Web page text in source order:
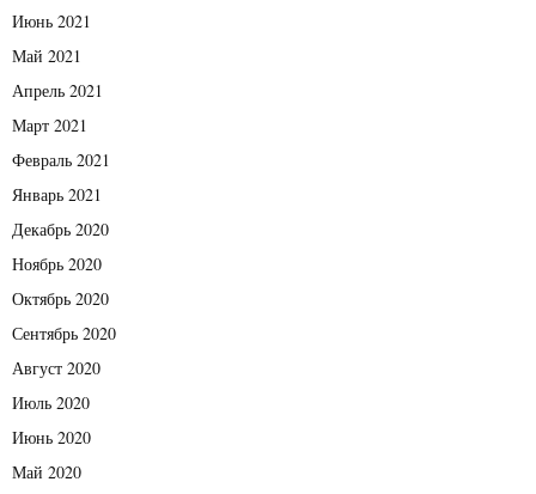
Июнь 2021
Май 2021
Апрель 2021
Март 2021
Февраль 2021
Январь 2021
Декабрь 2020
Ноябрь 2020
Октябрь 2020
Сентябрь 2020
Август 2020
Июль 2020
Июнь 2020
Май 2020